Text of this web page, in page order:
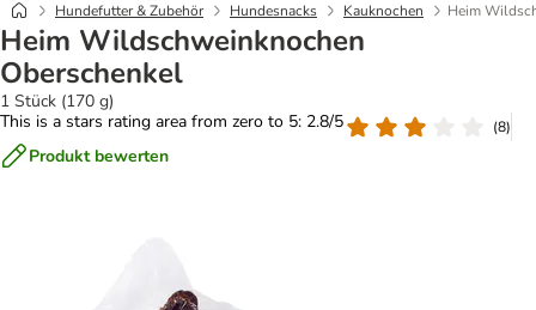
Hundefutter & Zubehör Hundesnacks Kauknochen Heim
Heim Wildschweinknochen
Oberschenkel
1 Stück (170 g)
This is a stars rating area from zero to 5: 2.8/5
(8)
Produkt bewerten